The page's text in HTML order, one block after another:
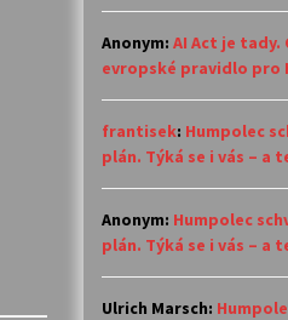
Anonym: AI Act je tady.
evropské pravidlo pro
frantisek: Humpolec
plán. Týká se i vás – a
Anonym: Humpolec
plán. Týká se i vás – a
Ulrich Marsch: